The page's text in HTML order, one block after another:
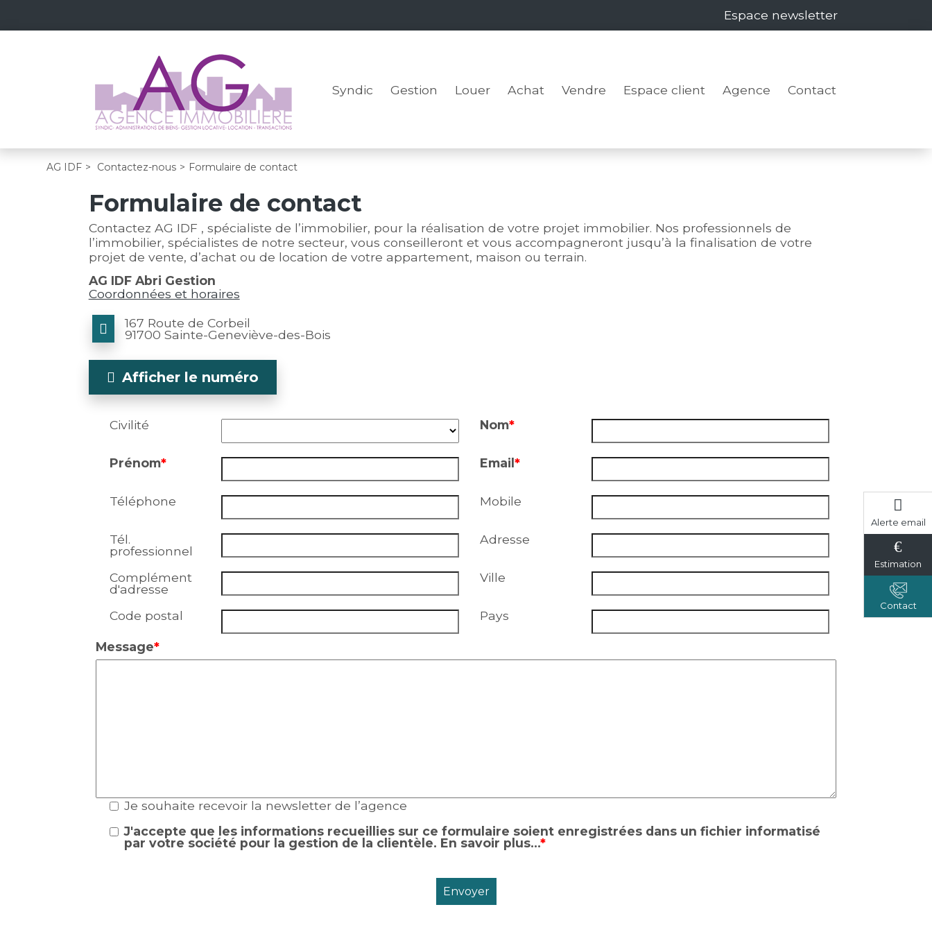
Espace newsletter
Syndic Gestion Louer Achat Vendre Espace client Agence Contact
AG IDF > Contactez-nous > Formulaire de contact
Formulaire de contact
Contactez AG IDF , spécialiste de l’immobilier, pour la réalisation de votre projet immobilier. Nos professionnels de
l’immobilier, spécialistes de notre secteur, vous conseilleront et vous accompagneront jusqu’à la finalisation de votre
projet de vente, d’achat ou de location de votre appartement, maison ou terrain.
AG IDF Abri Gestion
Coordonnées et horaires
167 Route de Corbeil
91700 Sainte-Geneviève-des-Bois
Afficher le numéro
Civilité Nom*
Prénom* Email *
Téléphone Mobile
Tél.
professionnel
Adresse
Complément
d'adresse
Ville
Code postal Pays
Message*
Je souhaite recevoir la newsletter de l’agence
J'accepte que les informations recueillies sur ce formulaire soient enregistrées dans un fichier informatisé
par votre société pour la gestion de la clientèle. En savoir plus...*
Alerte email
Estimation
Contact